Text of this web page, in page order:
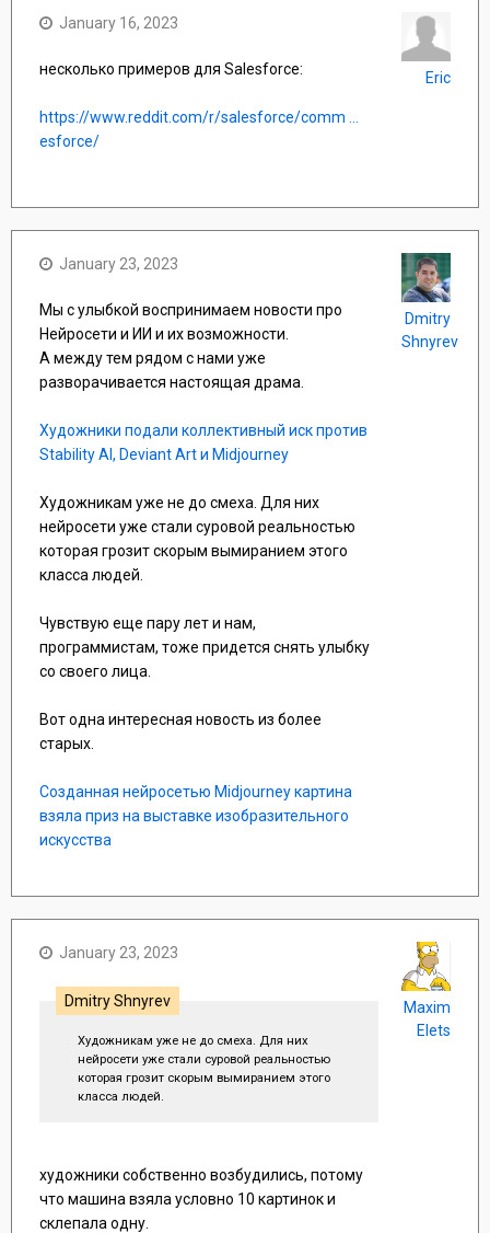
January 16, 2023
несколько примеров для Salesforce:
https://www.reddit.com/r/salesforce/comm ...
esforce/
Eric
January 23, 2023
Мы с улыбкой воспринимаем новости про
Нейросети и ИИ и их возможности.
А между тем рядом с нами уже
разворачивается настоящая драма.
Художники подали коллективный иск против
Stability AI, Deviant Art и Midjourney
Художникам уже не до смеха. Для них
нейросети уже стали суровой реальностью
которая грозит скорым вымиранием этого
класса людей.
Чувствую еще пару лет и нам,
программистам, тоже придется снять улыбку
со своего лица.
Вот одна интересная новость из более
старых.
Созданная нейросетью Midjourney картина
взяла приз на выставке изобразительного
искусства
Dmitry
Shnyrev
January 23, 2023
Dmitry Shnyrev
Художникам уже не до смеха. Для них
нейросети уже стали суровой реальностью
которая грозит скорым вымиранием этого
класса людей.
художники собственно возбудились, потому
что машина взяла условно 10 картинок и
склепала одну.
Maxim
Elets